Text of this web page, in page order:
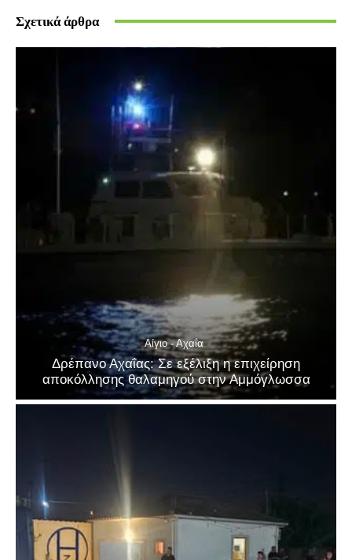
Σχετικά άρθρα
Αίγιο - Αχαΐα
Δρέπανο Αχαΐας: Σε εξέλιξη η επιχείρηση
αποκόλλησης θαλαμηγού στην Αμμόγλωσσα